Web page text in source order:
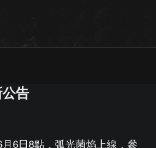
告
6日8點，弧光菌焰上線，參